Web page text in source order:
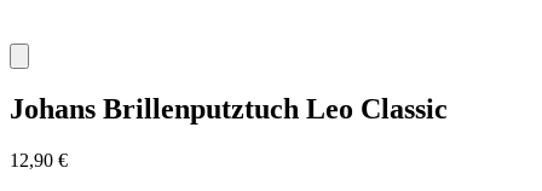
Johans Brillenputztuch Leo Classic
12,90 €